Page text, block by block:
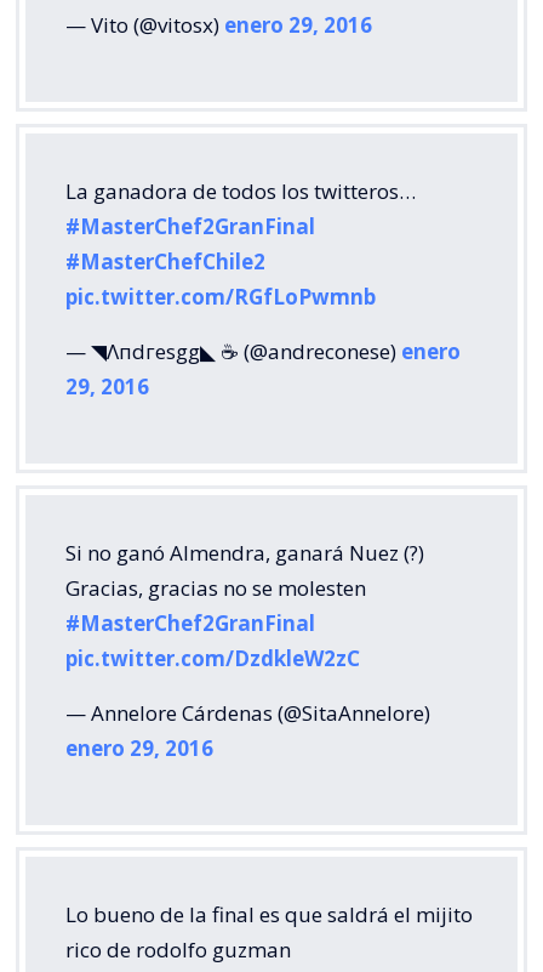
— Vito (@vitosx) enero 29, 2016
La ganadora de todos los twitteros…
#MasterChef2GranFinal
#MasterChefChile2
pic.twitter.com/RGfLoPwmnb
— ◥Λпdгesgg◣ ☕️ (@andreconese) enero
29, 2016
Si no ganó Almendra, ganará Nuez (?)
Gracias, gracias no se molesten
#MasterChef2GranFinal
pic.twitter.com/DzdkleW2zC
— Annelore Cárdenas (@SitaAnnelore)
enero 29, 2016
Lo bueno de la final es que saldrá el mijito
rico de rodolfo guzman